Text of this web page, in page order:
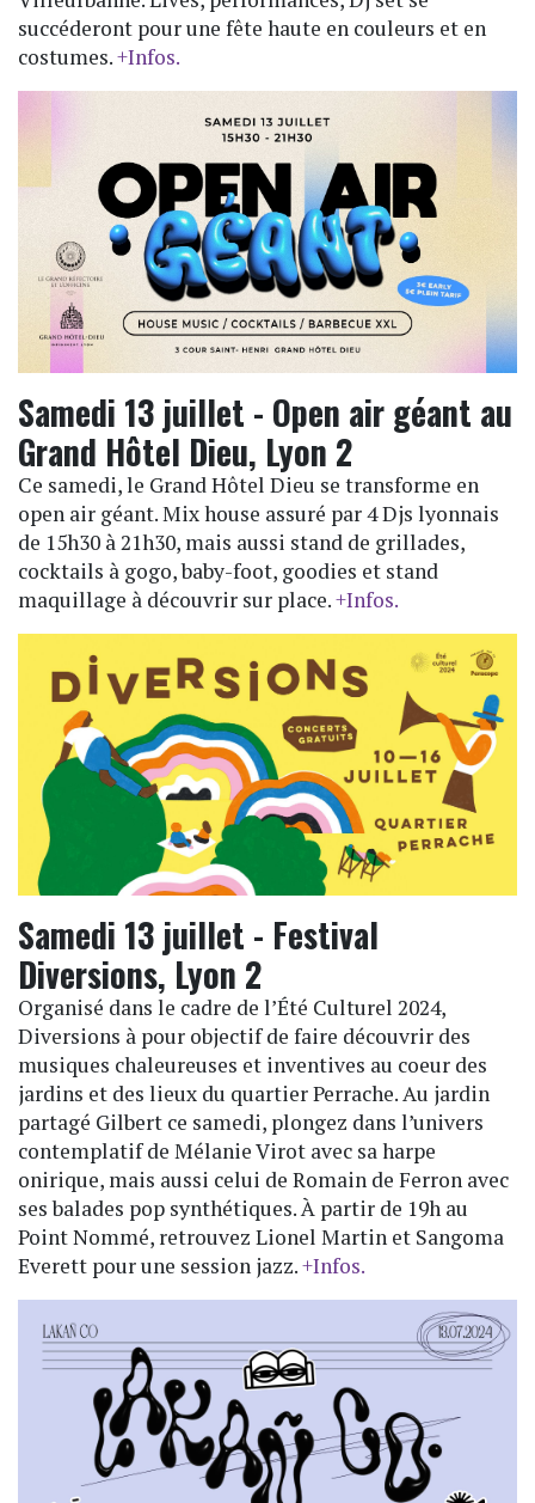
succéderont pour une fête haute en couleurs et en
costumes.+Infos.
Samedi 13 juillet - Open air géant au
Grand Hôtel Dieu, Lyon 2
Ce samedi, le Grand Hôtel Dieu se transforme en
open air géant. Mix house assuré par 4 Djs lyonnais
de 15h30 à 21h30, mais aussi stand de grillades,
cocktails à gogo, baby-foot, goodies et stand
maquillage à découvrir sur place.+Infos.
Samedi 13 juillet - Festival
Diversions, Lyon 2
Organisé dans le cadre de l’Été Culturel 2024,
Diversions à pour objectif de faire découvrir des
musiques chaleureuses et inventives au coeur des
jardins et des lieux du quartier Perrache. Au jardin
partagé Gilbert ce samedi, plongez dans l’univers
contemplatif de Mélanie Virot avec sa harpe
onirique, mais aussi celui de Romain de Ferron avec
ses balades pop synthétiques. À partir de 19h au
Point Nommé, retrouvez Lionel Martin et Sangoma
Everett pour une session jazz.+Infos.